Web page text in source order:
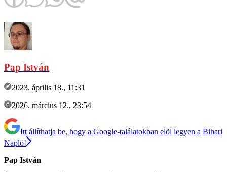
Pap István
2023. április 18., 11:31
2026. március 12., 23:54
Itt állíthatja be, hogy a Google-találatokban elöl legyen a Bihari
Napló!
Pap István